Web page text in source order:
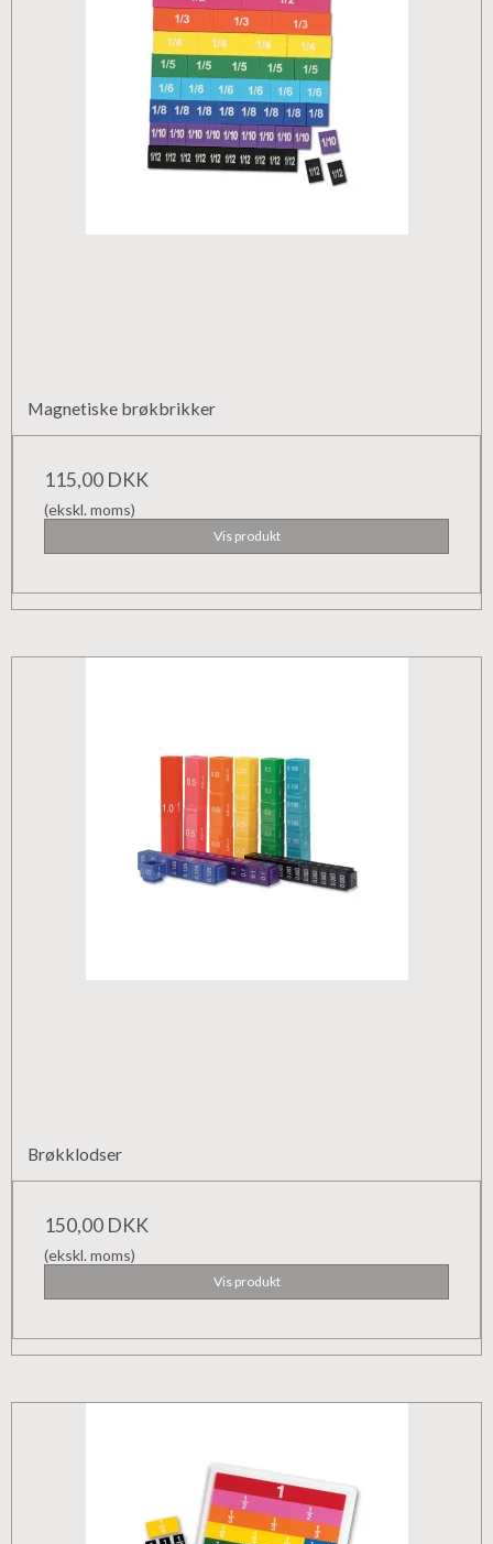
Magnetiske brøkbrikker
115,00 DKK
(ekskl. moms)
Vis produkt
Brøkklodser
150,00 DKK
(ekskl. moms)
Vis produkt